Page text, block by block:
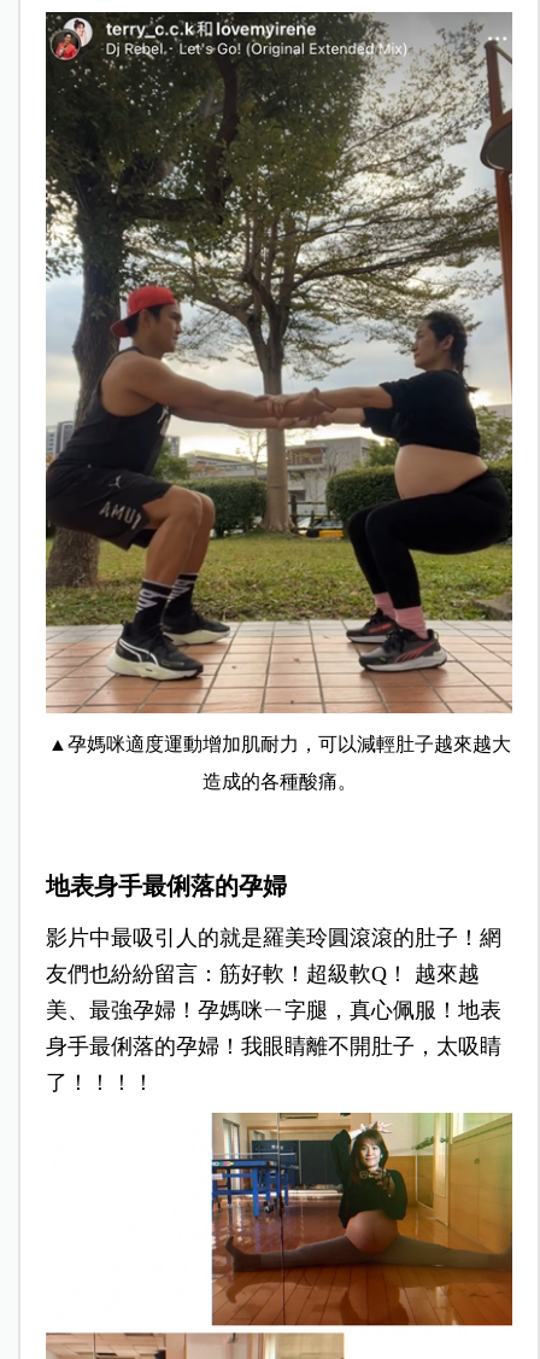
▲孕媽咪適度運動增加肌耐力，可以減輕肚子越來越大
造成的各種酸痛。
地表身手最俐落的孕婦
影片中最吸引人的就是羅美玲圓滾滾的肚子！網
友們也紛紛留言：筋好軟！超級軟Q！ 越來越
美、最強孕婦！孕媽咪ㄧ字腿，真心佩服！地表
身手最俐落的孕婦！我眼睛離不開肚子，太吸睛
了！！！！